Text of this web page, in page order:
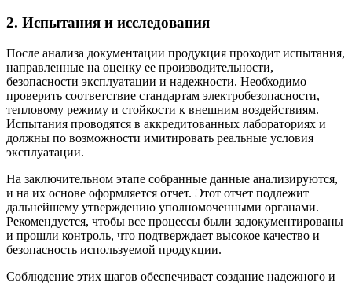
2. Испытания и исследования
После анализа документации продукция проходит испытания,
направленные на оценку ее производительности,
безопасности эксплуатации и надежности. Необходимо
проверить соответствие стандартам электробезопасности,
тепловому режиму и стойкости к внешним воздействиям.
Испытания проводятся в аккредитованных лабораториях и
должны по возможности имитировать реальные условия
эксплуатации.
На заключительном этапе собранные данные анализируются,
и на их основе оформляется отчет. Этот отчет подлежит
дальнейшему утверждению уполномоченными органами.
Рекомендуется, чтобы все процессы были задокументированы
и прошли контроль, что подтверждает высокое качество и
безопасность используемой продукции.
Соблюдение этих шагов обеспечивает создание надежного и